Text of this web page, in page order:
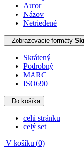
Autor
Názov
Netriedené
Zobrazovacie formáty
Skrátený
Podrobný
MARC
ISO690
Do košíka
celú stránku
celý set
V košíku (0)